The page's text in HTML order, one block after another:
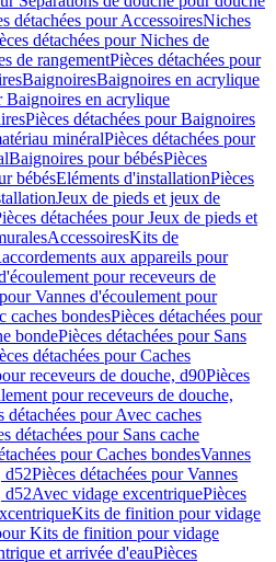
détachées pour AccessoiresNiches
détachées pour Niches de
de rangementPièces détachées pour
BaignoiresBaignoires en acrylique
Baignoires en acrylique
Pièces détachées pour Baignoires
minéralPièces détachées pour
Baignoires pour bébésPièces
bébésEléments d'installationPièces
Jeux de pieds et jeux de
détachées pour Jeux de pieds et
AccessoiresKits de
aux appareils pour
pour receveurs de
Vannes d'écoulement pour
caches bondesPièces détachées pour
bondePièces détachées pour Sans
détachées pour Caches
receveurs de douche, d90Pièces
pour receveurs de douche,
détachées pour Avec caches
détachées pour Sans cache
pour Caches bondesVannes
d52Pièces détachées pour Vannes
d52Avec vidage excentriquePièces
Kits de finition pour vidage
Kits de finition pour vidage
et arrivée d'eauPièces